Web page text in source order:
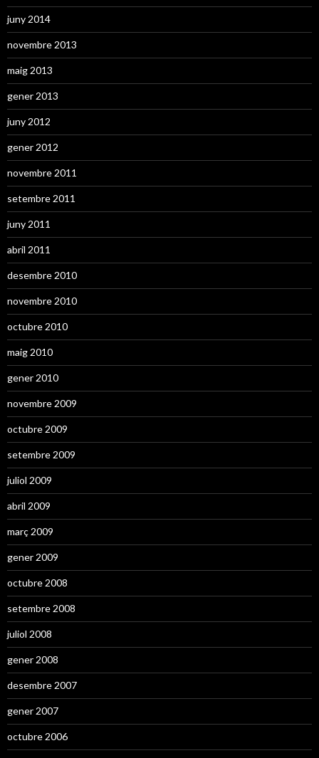
juny 2014
novembre 2013
maig 2013
gener 2013
juny 2012
gener 2012
novembre 2011
setembre 2011
juny 2011
abril 2011
desembre 2010
novembre 2010
octubre 2010
maig 2010
gener 2010
novembre 2009
octubre 2009
setembre 2009
juliol 2009
abril 2009
març 2009
gener 2009
octubre 2008
setembre 2008
juliol 2008
gener 2008
desembre 2007
gener 2007
octubre 2006